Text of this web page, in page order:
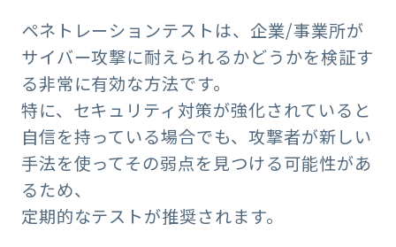
ペネトレーションテストは、企業/事業所が
サイバー攻撃に耐えられるかどうかを検証す
る非常に有効な方法です。
特に、セキュリティ対策が強化されていると
自信を持っている場合でも、攻撃者が新しい
手法を使ってその弱点を見つける可能性があ
るため、
定期的なテストが推奨されます。